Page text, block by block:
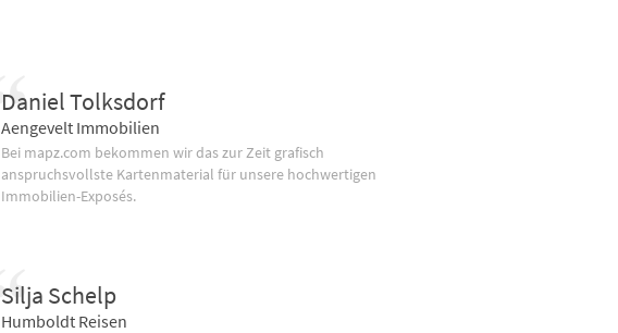
Daniel Tolksdorf
Aengevelt Immobilien
Bei mapz.com bekommen wir das zur Zeit grafisch
anspruchsvollste Kartenmaterial für unsere hochwertigen
Immobilien-Exposés.
Silja Schelp
Humboldt Reisen